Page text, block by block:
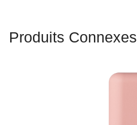
Produits Connexes